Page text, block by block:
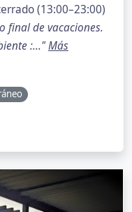
(13:00–23:00)
final de vacaciones.
:..."Más